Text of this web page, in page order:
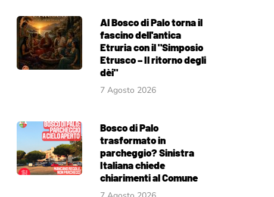
Al Bosco di Palo torna il
fascino dell'antica
Etruria con il "Simposio
Etrusco – Il ritorno degli
dèi"
7 Agosto 2026
Bosco di Palo
trasformato in
parcheggio? Sinistra
Italiana chiede
chiarimenti al Comune